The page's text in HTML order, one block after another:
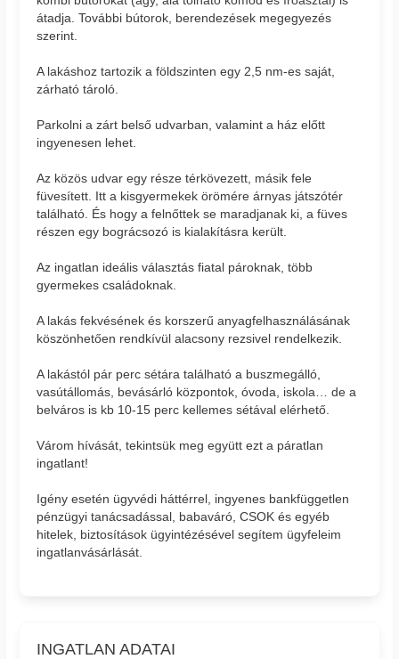
átadja. További bútorok, berendezések megegyezés
szerint.
A lakáshoz tartozik a földszinten egy 2,5 nm-es saját,
zárható tároló.
Parkolni a zárt belső udvarban, valamint a ház előtt
ingyenesen lehet.
Az közös udvar egy része térkövezett, másik fele
füvesített. Itt a kisgyermekek örömére árnyas játszótér
található. És hogy a felnőttek se maradjanak ki, a füves
részen egy bográcsozó is kialakításra került.
Az ingatlan ideális választás fiatal pároknak, több
gyermekes családoknak.
A lakás fekvésének és korszerű anyagfelhasználásának
köszönhetően rendkívül alacsony rezsivel rendelkezik.
A lakástól pár perc sétára található a buszmegálló,
vasútállomás, bevásárló központok, óvoda, iskola… de a
belváros is kb 10-15 perc kellemes sétával elérhető.
Várom hívását, tekintsük meg együtt ezt a páratlan
ingatlant!
Igény esetén ügyvédi háttérrel, ingyenes bankfüggetlen
pénzügyi tanácsadással, babaváró, CSOK és egyéb
hitelek, biztosítások ügyintézésével segítem ügyfeleim
ingatlanvásárlását.
INGATLAN ADATAI